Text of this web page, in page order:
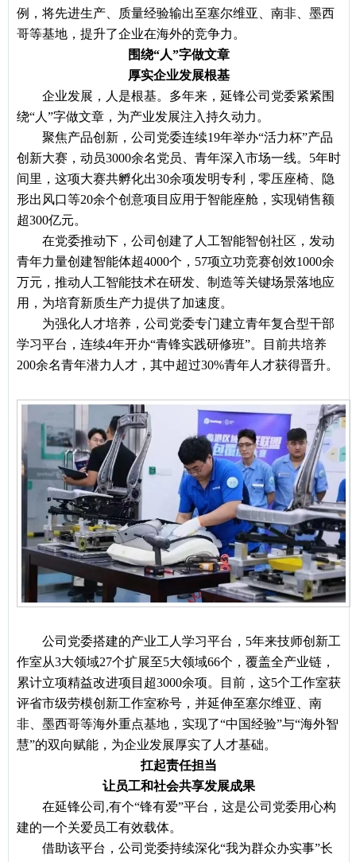
例，将先进生产、质量经验输出至塞尔维亚、南非、墨西
哥等基地，提升了企业在海外的竞争力。
围绕“人”字做文章
厚实企业发展根基
企业发展，人是根基。多年来，延锋公司党委紧紧围
绕“人”字做文章，为产业发展注入持久动力。
聚焦产品创新，公司党委连续19年举办“活力杯”产品
创新大赛，动员3000余名党员、青年深入市场一线。5年时
间里，这项大赛共孵化出30余项发明专利，零压座椅、隐
形出风口等20余个创意项目应用于智能座舱，实现销售额
超300亿元。
在党委推动下，公司创建了人工智能智创社区，发动
青年力量创建智能体超4000个，57项立功竞赛创效1000余
万元，推动人工智能技术在研发、制造等关键场景落地应
用，为培育新质生产力提供了加速度。
为强化人才培养，公司党委专门建立青年复合型干部
学习平台，连续4年开办“青锋实践研修班”。目前共培养
200余名青年潜力人才，其中超过30%青年人才获得晋升。
公司党委搭建的产业工人学习平台， 5年来技师创新工
作室从3大领域27个扩展至5大领域66个，覆盖全产业链，
累计立项精益改进项目超3000余项。目前，这5个工作室获
评省市级劳模创新工作室称号，并延伸至塞尔维亚、南
非、墨西哥等海外重点基地，实现了“中国经验”与“海外智
慧”的双向赋能，为企业发展厚实了人才基础。
扛起责任担当
让员工和社会共享发展成果
在延锋公司 ,有个“锋有爱”平台，这是公司党委用心构
建的一个关爱员工有效载体。
借助该平台，公司党委持续深化“我为群众办实事”长